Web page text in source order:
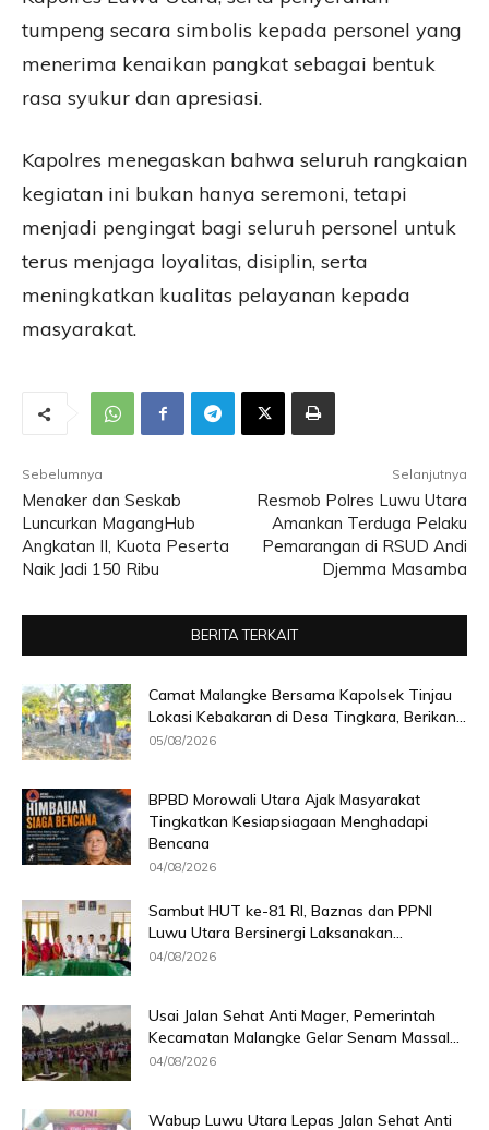
tumpeng secara simbolis kepada personel yang
menerima kenaikan pangkat sebagai bentuk
rasa syukur dan apresiasi.
Kapolres menegaskan bahwa seluruh rangkaian
kegiatan ini bukan hanya seremoni, tetapi
menjadi pengingat bagi seluruh personel untuk
terus menjaga loyalitas, disiplin, serta
meningkatkan kualitas pelayanan kepada
masyarakat.
Sebelumnya
Menaker dan Seskab
Luncurkan MagangHub
Angkatan II, Kuota Peserta
Naik Jadi 150 Ribu
Selanjutnya
Resmob Polres Luwu Utara
Amankan Terduga Pelaku
Pemarangan di RSUD Andi
Djemma Masamba
BERITA TERKAIT
Camat Malangke Bersama Kapolsek Tinjau
Lokasi Kebakaran di Desa Tingkara, Berikan...
05/08/2026
BPBD Morowali Utara Ajak Masyarakat
Tingkatkan Kesiapsiagaan Menghadapi
Bencana
04/08/2026
Sambut HUT ke-81 RI, Baznas dan PPNI
Luwu Utara Bersinergi Laksanakan...
04/08/2026
Usai Jalan Sehat Anti Mager, Pemerintah
Kecamatan Malangke Gelar Senam Massal...
04/08/2026
Wabup Luwu Utara Lepas Jalan Sehat Anti